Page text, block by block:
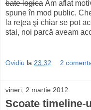
bate logica Am aflat
spune în mod public.
la reţea şi chiar se pot
stai, noi parcă aveam
Ovidiu la 23:32 2
vineri, 2 martie 2012
Scoate timeline-